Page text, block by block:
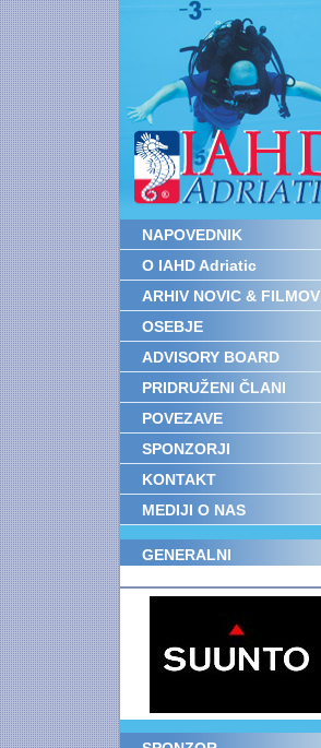
NAPOVEDNIK
O IAHD Adriatic
ARHIV NOVIC & FILMOV
OSEBJE
ADVISORY BOARD
PRIDRUŽENI ČLANI
POVEZAVE
SPONZORJI
KONTAKT
MEDIJI O NAS
GENERALNI